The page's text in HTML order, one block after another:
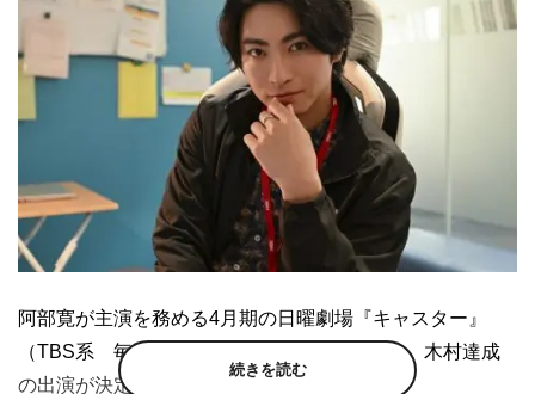
阿部寛が主演を務める4月期の日曜劇場『キャスター』
（TBS系 毎週日曜 午後9時～9時54分）に、木村達成
の出演が決定した。
続きを読む